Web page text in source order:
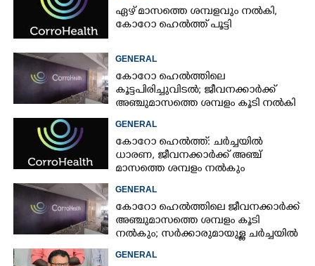
ഏഴ് മാസത്തെ ശമ്പളവും നൽകി,
കോറോ ഹെൽത്ത് പൂട്ടി
GENERAL
കോറോ ഹെൽത്തിലെ
കൂട്ടപിരിച്ചുവിടൽ; ജീവനക്കാർക്ക്
അഞ്ചുമാസത്തെ ശമ്പളം കൂടി നൽകി
GENERAL
കോറോ ഹെൽത്ത്: ചർച്ചയിൽ
ധാരണ, ജീവനക്കാർക്ക് അഞ്ച്
മാസത്തെ ശമ്പളം നൽകും
GENERAL
കോറോ ഹെൽത്തിലെ ജീവനക്കാർക്ക്
അഞ്ചുമാസത്തെ ശമ്പളം കൂടി
നൽകും; സർക്കാരുമായുള്ള ചർച്ചയിൽ
ധാരണ
GENERAL